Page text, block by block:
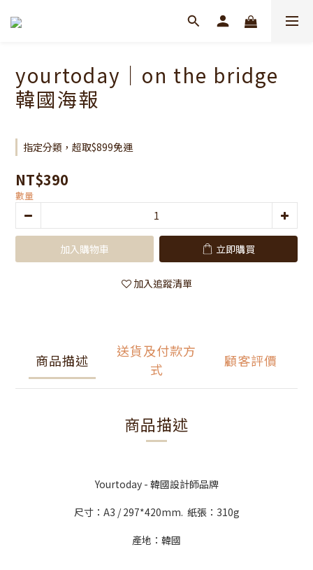
yourtoday｜on the bridge
韓國海報
指定分類，超取$899免運
NT$390
數量
加入購物車 立即購買
加入追蹤清單
商品描述
送貨及付款方
式
顧客評價
商品描述
Yourtoday - 韓國設計師品牌
尺寸：A3 / 297*420mm. 紙張：310g
產地：韓國